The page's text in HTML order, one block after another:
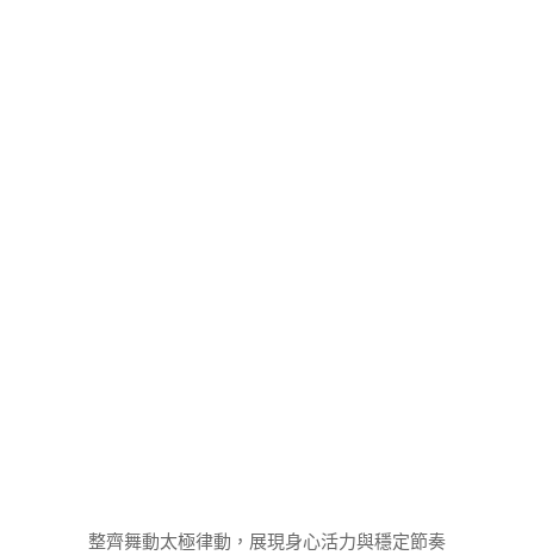
整齊舞動太極律動，展現身心活力與穩定節奏